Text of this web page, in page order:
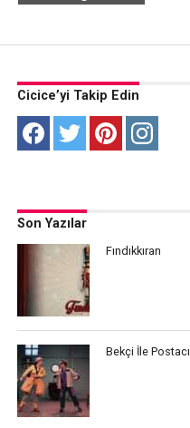
Cicice’yi Takip Edin
Son Yazılar
Fındıkkıran
Bekçi İle Postacı